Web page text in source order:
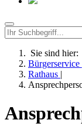
Sie sind hier:
Bürgerservice
Rathaus |